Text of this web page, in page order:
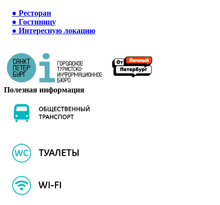
● Ресторан
● Гостиницу
● Интересную локацию
Полезная информация